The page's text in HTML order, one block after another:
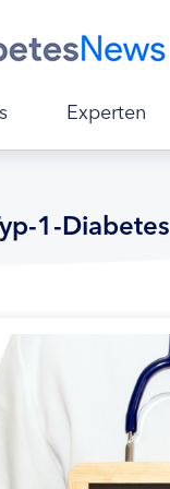
Experten
1-Diabetes